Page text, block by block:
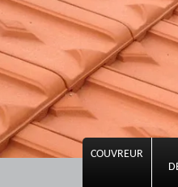
COUVREUR